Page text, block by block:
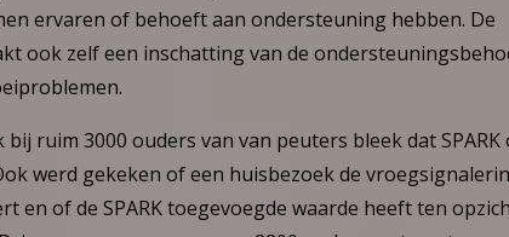
ervaren of behoeft aan ondersteuning hebben. De
ook zelf een inschatting van de
ruim 3000 ouders van van peuters bleek dat SPARK
werd gekeken of een huisbezoek de
en of de SPARK toegevoegde waarde heeft ten